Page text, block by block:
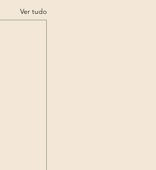
Ver tudo